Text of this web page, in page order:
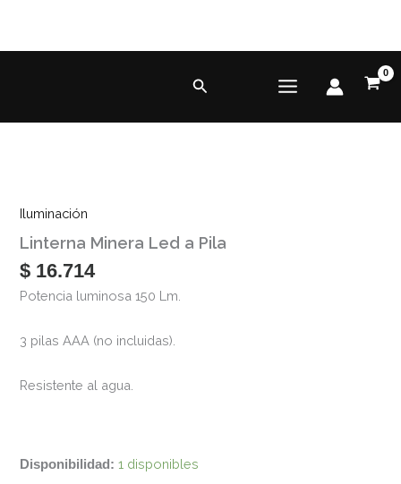
contenido
Buscar
Iluminación
Linterna Minera Led a Pila
$ 16.714
Potencia luminosa 150 Lm.
3 pilas AAA (no incluidas).
Resistente al agua.
Disponibilidad: 1 disponibles
Minera
a
Pila
cantidad